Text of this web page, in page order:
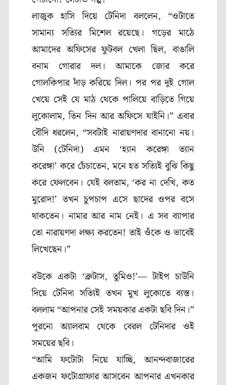
লাজুক হাসি দিয়ে টেনিদা বললেন, “ওটাতে
সামান্য সত্যির মিশেল রয়েছে। গড়ের মাঠে
আমাদের অফিসের ফুটবল খেলা ছিল, বাঙালি
বনাম গোরার দল। আমাকে জোর করে
গোলকিপার দাঁড় করিয়ে দিল।‌‌ পর পর দুই গোল
খেয়ে সেই যে মাঠ থেকে পালিয়ে বাড়িতে গিয়ে
লুকোলাম,তিন দিন আর অফিসে যাইনি।” এবার
বৌদি ধরলেন, “সবটাই নারায়ণদার বানানো নয়।
উনি (টেনিদা) এমন ‘হ্যান করেঙ্গা ত্যান
করেঙ্গা’ করে চেঁচাতেন,মনে হত সত্যিই বুঝি কিছু
করে ফেলবেন। যেই বলতাম, ‘কর না দেখি,কত
মুরোদ!’ তখন চুপচাপ এসে ছাদের ওপর বসে
থাকতেন। নামার আর নাম নেই। এ সব ব্যাপার
তো নারায়ণদা লক্ষ্য করতেন! তাই ওঁকে ও ভাবেই
লিখেছেন।”
বউকে একটা ‘ব্রুটাস,তুমিও!’—টাইপ চাউনি
দিয়ে টেনিদা সত্যিই তখন মুখ লুকোতে ব্যস্ত।
বললাম “আপনার সেই সময়কার একটা ছবি দিন।”
পুরনো অ্যালবাম থেকে বেরল টেনিদার ওই
সময়ের ছবি।
“আমি ফটোটা নিয়ে যাচ্ছি,আনন্দবাজারের
একজন ফটোগ্রাফার আসবেন আপনার এখনকার